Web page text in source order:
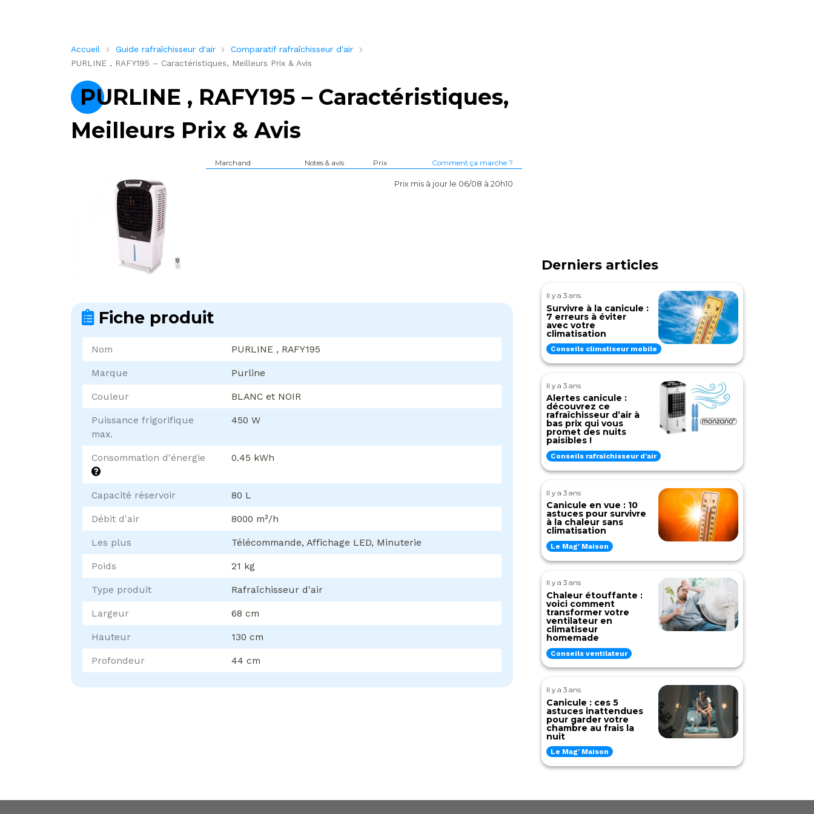
Accueil Guide rafraîchisseur d'air
Comparatif rafraîchisseur d'air
PURLINE , RAFY195 – Caractéristiques, Meilleurs Prix & Avis
PURLINE , RAFY195 – Caractéristiques,
Meilleurs Prix & Avis
Marchand Notes & avis Prix Comment ça marche ?
Prix mis à jour le 06/08 à 20h10
Fiche produit
Nom PURLINE , RAFY195
Marque Purline
Couleur BLANC et NOIR
Puissance frigorifique
max.
450 W
Consommation d'énergie 0.45 kWh
Capacité réservoir 80 L
Débit d'air 8000 m³/h
Les plus Télécommande, Affichage LED, Minuterie
Poids 21 kg
Type produit Rafraîchisseur d'air
Largeur 68 cm
Hauteur 130 cm
Profondeur 44 cm
Derniers articles
Il y a 3 ans
Survivre à la canicule :
7 erreurs à éviter
avec votre
climatisation
Conseils climatiseur mobile
Il y a 3 ans
Alertes canicule :
découvrez ce
rafraîchisseur d’air à
bas prix qui vous
promet des nuits
paisibles !
Conseils rafraîchisseur d'air
Il y a 3 ans
Canicule en vue : 10
astuces pour survivre
à la chaleur sans
climatisation
Le Mag' Maison
Il y a 3 ans
Chaleur étouffante :
voici comment
transformer votre
ventilateur en
climatiseur
homemade
Conseils ventilateur
Il y a 3 ans
Canicule : ces 5
astuces inattendues
pour garder votre
chambre au frais la
nuit
Le Mag' Maison